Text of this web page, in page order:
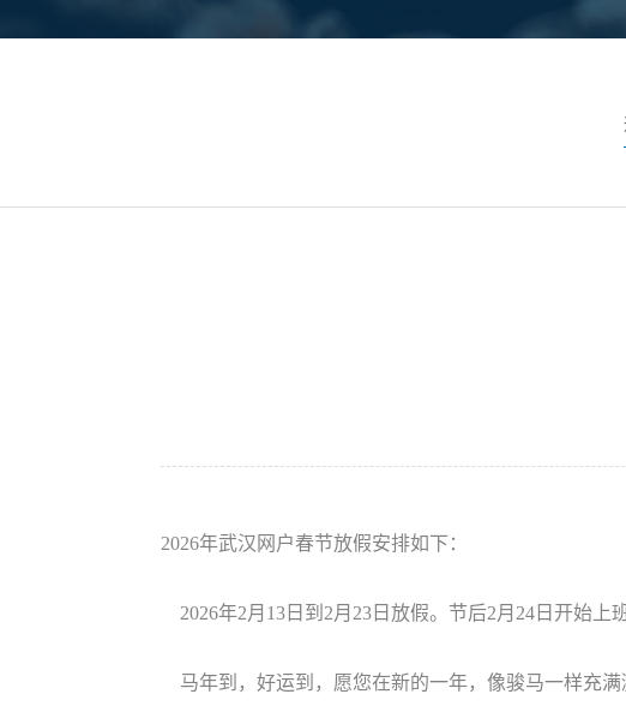
2026年武汉网户春节放假安排如下：
2026年2月13日到2月23日放假。节后2月24日开始上
马年到，好运到，愿您在新的一年，像骏马一样充